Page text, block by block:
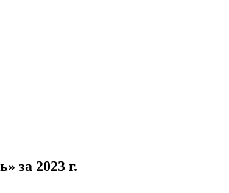
за 2023 г.